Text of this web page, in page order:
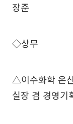
장준
◇상무
△이수화학 온
실장 겸 경영기